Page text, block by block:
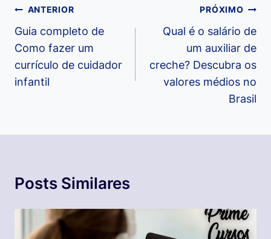
Navegação
de
Post
ANTERIOR
Guia completo de
Como fazer um
currículo de cuidador
infantil
PRÓXIMO
Qual é o salário de
um auxiliar de
creche? Descubra os
valores médios no
Brasil
Posts Similares